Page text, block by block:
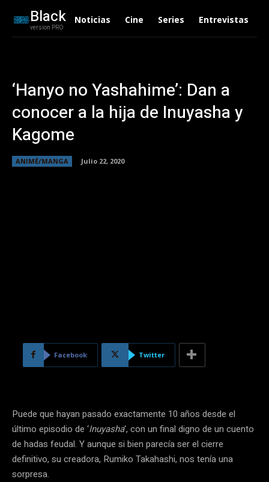
Black
version PRO
Noticias Cine Series Entrevistas
‘Hanyo no Yashahime’: Dan a
conocer a la hija de Inuyasha y
Kagome
ANIMÉ/MANGA Julio 22, 2020
Facebook Twitter
Puede que hayan pasado exactamente 10 años desde el
último episodio de ‘Inuyasha‘, con un final digno de un cuento
de hadas feudal. Y aunque si bien parecía ser el cierre
definitivo, su creadora, Rumiko Takahashi, nos tenía una
sorpresa.